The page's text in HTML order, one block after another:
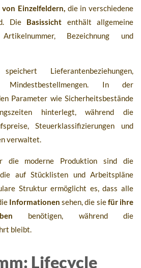
Einzelfeldern,die in verschiedene
Die Basissicht enthält allgemeine
Bezeichnung und
Lieferantenbeziehungen,
Mindestbestellmengen. In der
Parameter wie Sicherheitsbestände
hinterlegt, während die
Steuerklassifizierungen und
verwaltet.
die moderne Produktion sind die
auf Stücklisten und Arbeitspläne
Struktur ermöglicht es, dass alle
Informationen sehen, die siefür ihre
benötigen, während die
bleibt.
Lifecycle